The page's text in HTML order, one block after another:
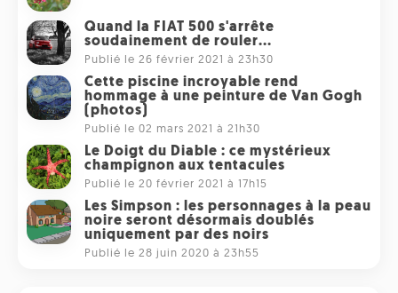
Quand la FIAT 500 s'arrête
soudainement de rouler...
Publié le 26 février 2021 à 23h30
Cette piscine incroyable rend
hommage à une peinture de Van Gogh
(photos)
Publié le 02 mars 2021 à 21h30
Le Doigt du Diable : ce mystérieux
champignon aux tentacules
Publié le 20 février 2021 à 17h15
Les Simpson : les personnages à la peau
noire seront désormais doublés
uniquement par des noirs
Publié le 28 juin 2020 à 23h55